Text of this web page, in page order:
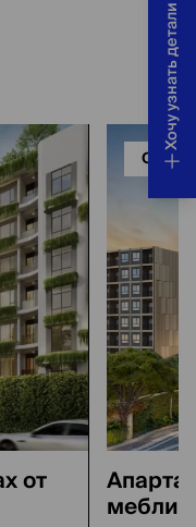
Хочу узнать детали
от
От